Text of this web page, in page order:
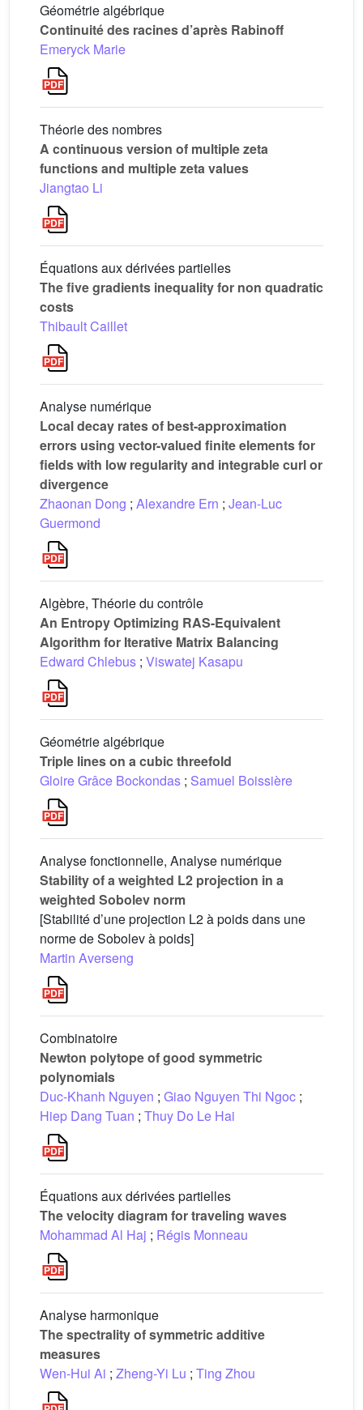
Géométrie algébrique
Continuité des racines d’après Rabinoff
Emeryck Marie
Théorie des nombres
A continuous version of multiple zeta
functions and multiple zeta values
Jiangtao Li
Équations aux dérivées partielles
The five gradients inequality for non quadratic
costs
Thibault Caillet
Analyse numérique
Local decay rates of best-approximation
errors using vector-valued finite elements for
fields with low regularity and integrable curl or
divergence
Zhaonan Dong ; Alexandre Ern ; Jean-Luc
Guermond
Algèbre, Théorie du contrôle
An Entropy Optimizing RAS-Equivalent
Algorithm for Iterative Matrix Balancing
Edward Chlebus ; Viswatej Kasapu
Géométrie algébrique
Triple lines on a cubic threefold
Gloire Grâce Bockondas ; Samuel Boissière
Analyse fonctionnelle, Analyse numérique
Stability of a weighted L2 projection in a
weighted Sobolev norm
[Stabilité d’une projection L2 à poids dans une
norme de Sobolev à poids]
Martin Averseng
Combinatoire
Newton polytope of good symmetric
polynomials
Duc-Khanh Nguyen ; Giao Nguyen Thi Ngoc ;
Hiep Dang Tuan ; Thuy Do Le Hai
Équations aux dérivées partielles
The velocity diagram for traveling waves
Mohammad Al Haj ; Régis Monneau
Analyse harmonique
The spectrality of symmetric additive
measures
Wen-Hui Ai ; Zheng-Yi Lu ; Ting Zhou